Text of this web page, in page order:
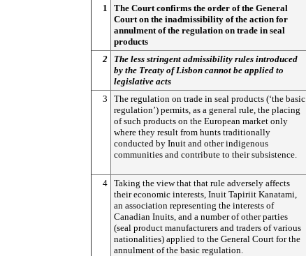
1
The Court confirms the order of the General
Court on the inadmissibility of the action for
annulment of the regulation on trade in seal
products
2
The less stringent admissibility rules introduced
by the Treaty of Lisbon cannot be applied to
legislative acts
3
The regulation on trade in seal products (‘the basic
regulation’) permits, as a general rule, the placing
of such products on the European market only
where they result from hunts traditionally
conducted by Inuit and other indigenous
communities and contribute to their subsistence.
4 Taking the view that that rule adversely affects
their economic interests, Inuit Tapiriit Kanatami,
an association representing the interests of
Canadian Inuits, and a number of other parties
(seal product manufacturers and traders of various
nationalities) applied to the General Court for the
annulment of the basic regulation.